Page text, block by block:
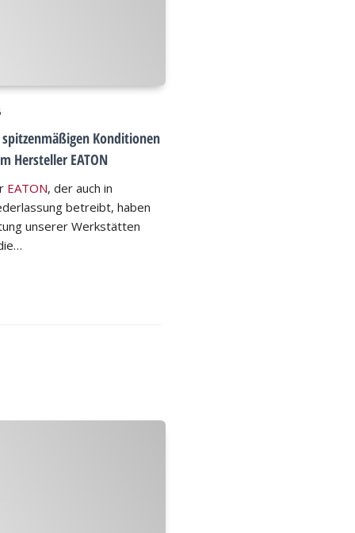
Konditionen
Hersteller EATON
EATON, der auch in
betreibt, haben
unserer Werkstätten